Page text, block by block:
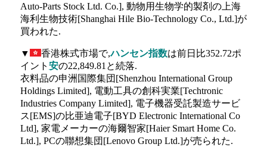
Auto-Parts Stock Ltd. Co.], 動物用生物学的製剤の上海
海利生物技術[Shanghai Hile Bio-Technology Co., Ltd.]が
買われた.
▼ 香港株式市場で,ハンセン指数は前日比352.72ポ
イント 安の22,849.81と続落.
衣料品の申洲国際集団[Shenzhou International Group
Holdings Limited], 電動工具の創科実業[Techtronic
Industries Company Limited], 電子機器受託製造サービ
ス[EMS]の比亜迪電子[BYD Electronic International Co
Ltd], 家電メーカーの海爾智家[Haier Smart Home Co.
Ltd.], PCの聯想集団[Lenovo Group Ltd.]が売られた.